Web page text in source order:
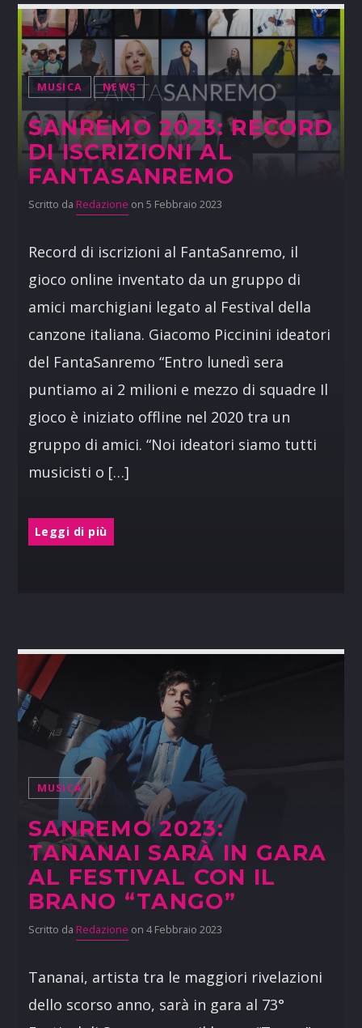
MUSICA NEWS
SANREMO 2023: RECORD
DI ISCRIZIONI AL
FANTASANREMO
Scritto da Redazione on 5 Febbraio 2023
Record di iscrizioni al FantaSanremo, il
gioco online inventato da un gruppo di
amici marchigiani legato al Festival della
canzone italiana. Giacomo Piccinini ideatori
del FantaSanremo “Entro lunedì sera
puntiamo ai 2 milioni e mezzo di squadre Il
gioco è iniziato offline nel 2020 tra un
gruppo di amici. “Noi ideatori siamo tutti
musicisti o […]
Leggi di più
MUSICA
SANREMO 2023:
TANANAI SARÀ IN GARA
AL FESTIVAL CON IL
BRANO “TANGO”
Scritto da Redazione on 4 Febbraio 2023
Tananai, artista tra le maggiori rivelazioni
dello scorso anno, sarà in gara al 73°